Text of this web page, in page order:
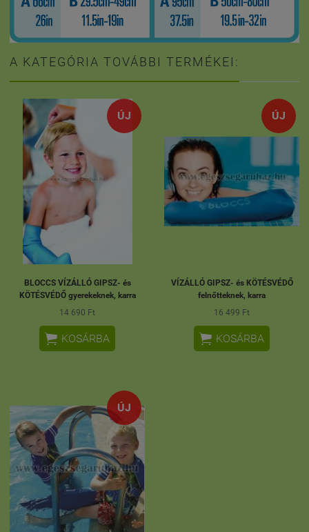
A KATEGÓRIA TOVÁBBI TERMÉKEI:
ÚJ
BLOCCS VÍZÁLLÓ GIPSZ- és
KÖTÉSVÉDŐ gyerekeknek, karra
14 690 Ft
 KOSÁRBA
ÚJ
VÍZÁLLÓ GIPSZ- és KÖTÉSVÉDŐ
felnőtteknek, karra
16 499 Ft
 KOSÁRBA
ÚJ